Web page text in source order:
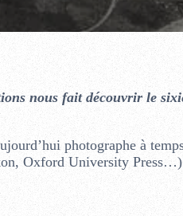
nous fait découvrir le
photographe à
Oxford University Press…)